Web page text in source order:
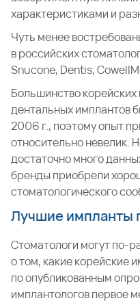
характеристиками и
Чуть менее
в российских
Snucone, Dentis,
Большинство
дентальных имплантов
2006 г., поэтому опыт
относительно невелик.
достаточно много
бренды приобрели
стоматологического
Лучшие импланты
Стоматологи могут по-
о том, какие корейские
по опубликованным
имплантологов первое